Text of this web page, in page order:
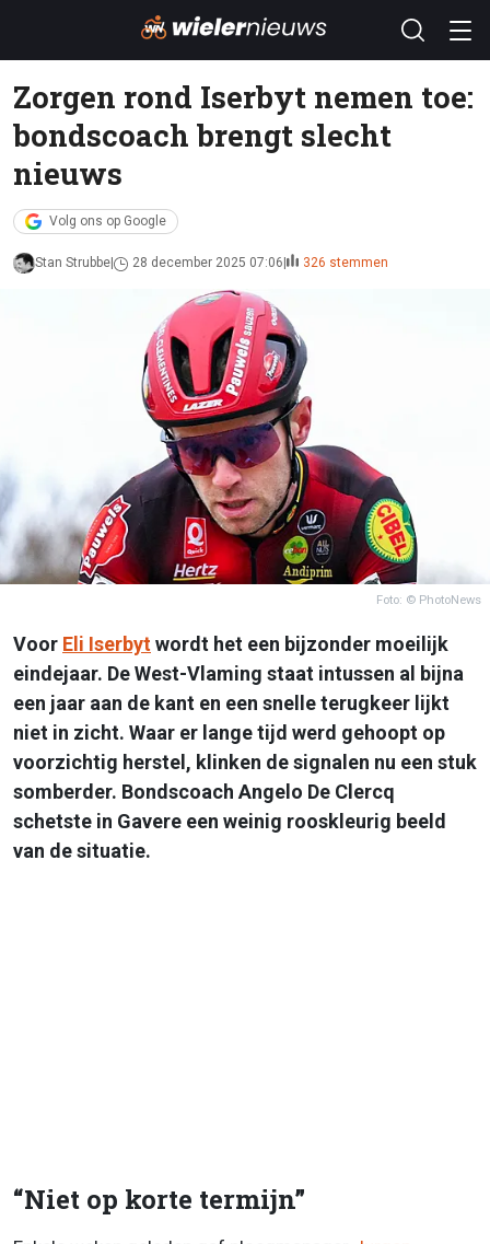
Zorgen rond Iserbyt nemen toe:
bondscoach brengt slecht
nieuws
Volg ons op Google
Stan Strubbe 28 december 2025 07:06 326 stemmen
Foto: © PhotoNews
Voor Eli Iserbytwordt het een bijzonder moeilijk
eindejaar. De West-Vlaming staat intussen al bijna
een jaar aan de kant en een snelle terugkeer lijkt
niet in zicht. Waar er lange tijd werd gehoopt op
voorzichtig herstel, klinken de signalen nu een stuk
somberder. Bondscoach Angelo De Clercq
schetste in Gavere een weinig rooskleurig beeld
van de situatie.
“Niet op korte termijn”